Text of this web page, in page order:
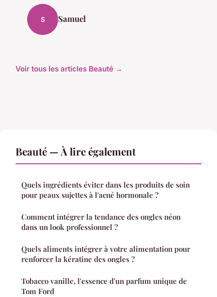
S Samuel
Voir tous les articles Beauté →
Beauté — À lire également
Quels ingrédients éviter dans les produits de soin
pour peaux sujettes à l'acné hormonale ?
Comment intégrer la tendance des ongles néon
dans un look professionnel ?
Quels aliments intégrer à votre alimentation pour
renforcer la kératine des ongles ?
Tobacco vanille, l'essence d'un parfum unique de
Tom Ford